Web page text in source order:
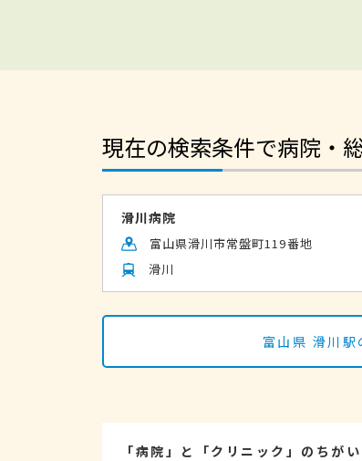
現在の検索条件で病院・
滑川病院
富山県滑川市常盤町119番地
滑川
富山県 滑川
「病院」と「クリニック」のちが